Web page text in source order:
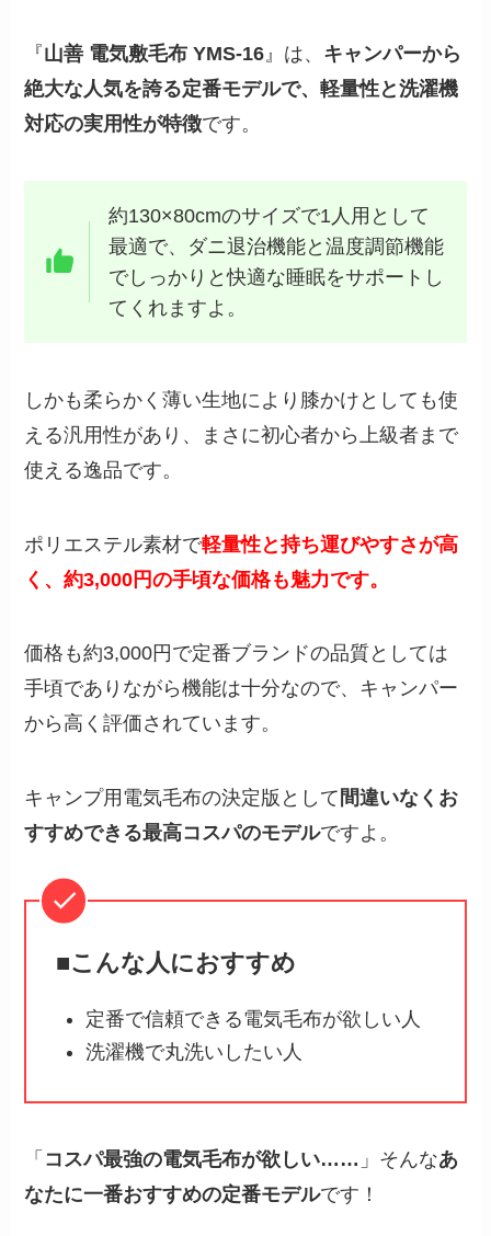
『山善 電気敷毛布 YMS-16』は、 キャンパーから
絶大な人気を誇る定番モデルで、軽量性と洗濯機
対応の実用性が特徴です。
約130×80cmのサイズで1人用として
最適で、ダニ退治機能と温度調節機能
でしっかりと快適な睡眠をサポートし
てくれますよ。
しかも柔らかく薄い生地により膝かけとしても使
える汎用性があり、まさに初心者から上級者まで
使える逸品です。
ポリエステル素材で軽量性と持ち運びやすさが高
く、約3,000円の手頃な価格も魅力です。
価格も約3,000円で定番ブランドの品質としては
手頃でありながら機能は十分なので、キャンパー
から高く評価されています。
キャンプ用電気毛布の決定版として 間違いなくお
すすめできる最高コスパのモデルですよ。
■こんな人におすすめ
定番で信頼できる電気毛布が欲しい人
洗濯機で丸洗いしたい人
「 コスパ最強の電気毛布が欲しい…… 」そんなあ
なたに一番おすすめの定番モデルです！